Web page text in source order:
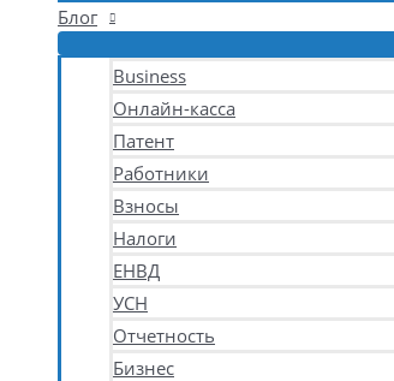
Блог
Business
Онлайн-касса
Патент
Работники
Взносы
Налоги
ЕНВД
УСН
Отчетность
Бизнес